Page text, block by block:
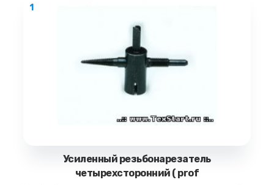
1
Усиленный резьбонарезатель
четырехсторонний ( prof